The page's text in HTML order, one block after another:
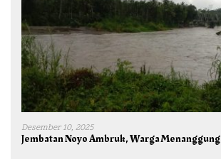
Desember 10, 2025
Jembatan Noyo Ambruk, Warga Menanggung